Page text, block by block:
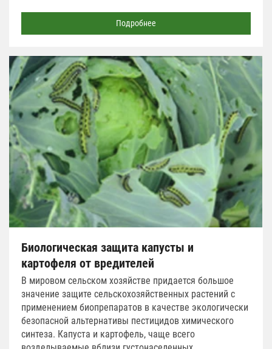
Подробнее
Биологическая защита капусты и
картофеля от вредителей
В мировом сельском хозяйстве придается большое
значение защите сельскохозяйственных растений с
применением биопрепаратов в качестве экологически
безопасной альтернативы пестицидов химического
синтеза. Капуста и картофель, чаще всего